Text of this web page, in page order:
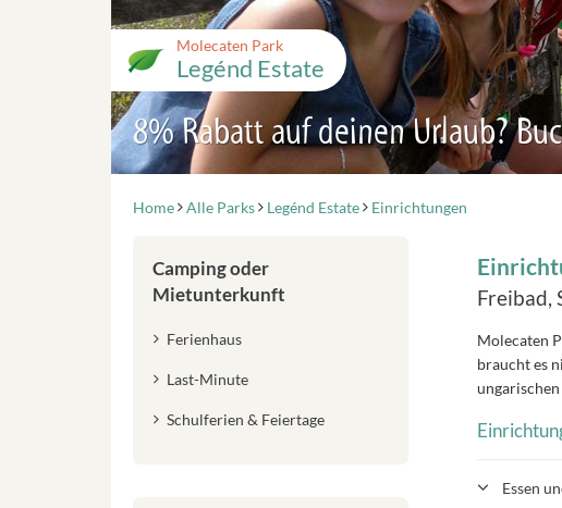
Molecaten Park
Legénd Estate
8% Rabatt auf deinen Urlaub?
Home Alle Parks Legénd Estate Einrichtungen
Freibad,
Molecaten
braucht es
Essen
Camping oder
Mietunterkunft
Ferienhaus
Last-Minute
Schulferien & Feiertage